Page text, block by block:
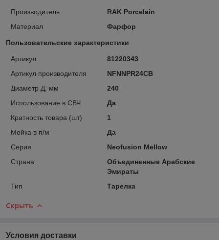
Производитель
RAK Porcelain
Материал
Фарфор
Пользовательские характеристики
Артикул
81220343
Артикул производителя
NFNNPR24CB
Диаметр Д, мм
240
Использование в СВЧ
Да
Кратность товара (шт)
1
Мойка в п/м
Да
Серия
Neofusion Mellow
Страна
Объединенные Арабские
Эмираты
Тип
Тарелка
Скрыть
Условия доставки